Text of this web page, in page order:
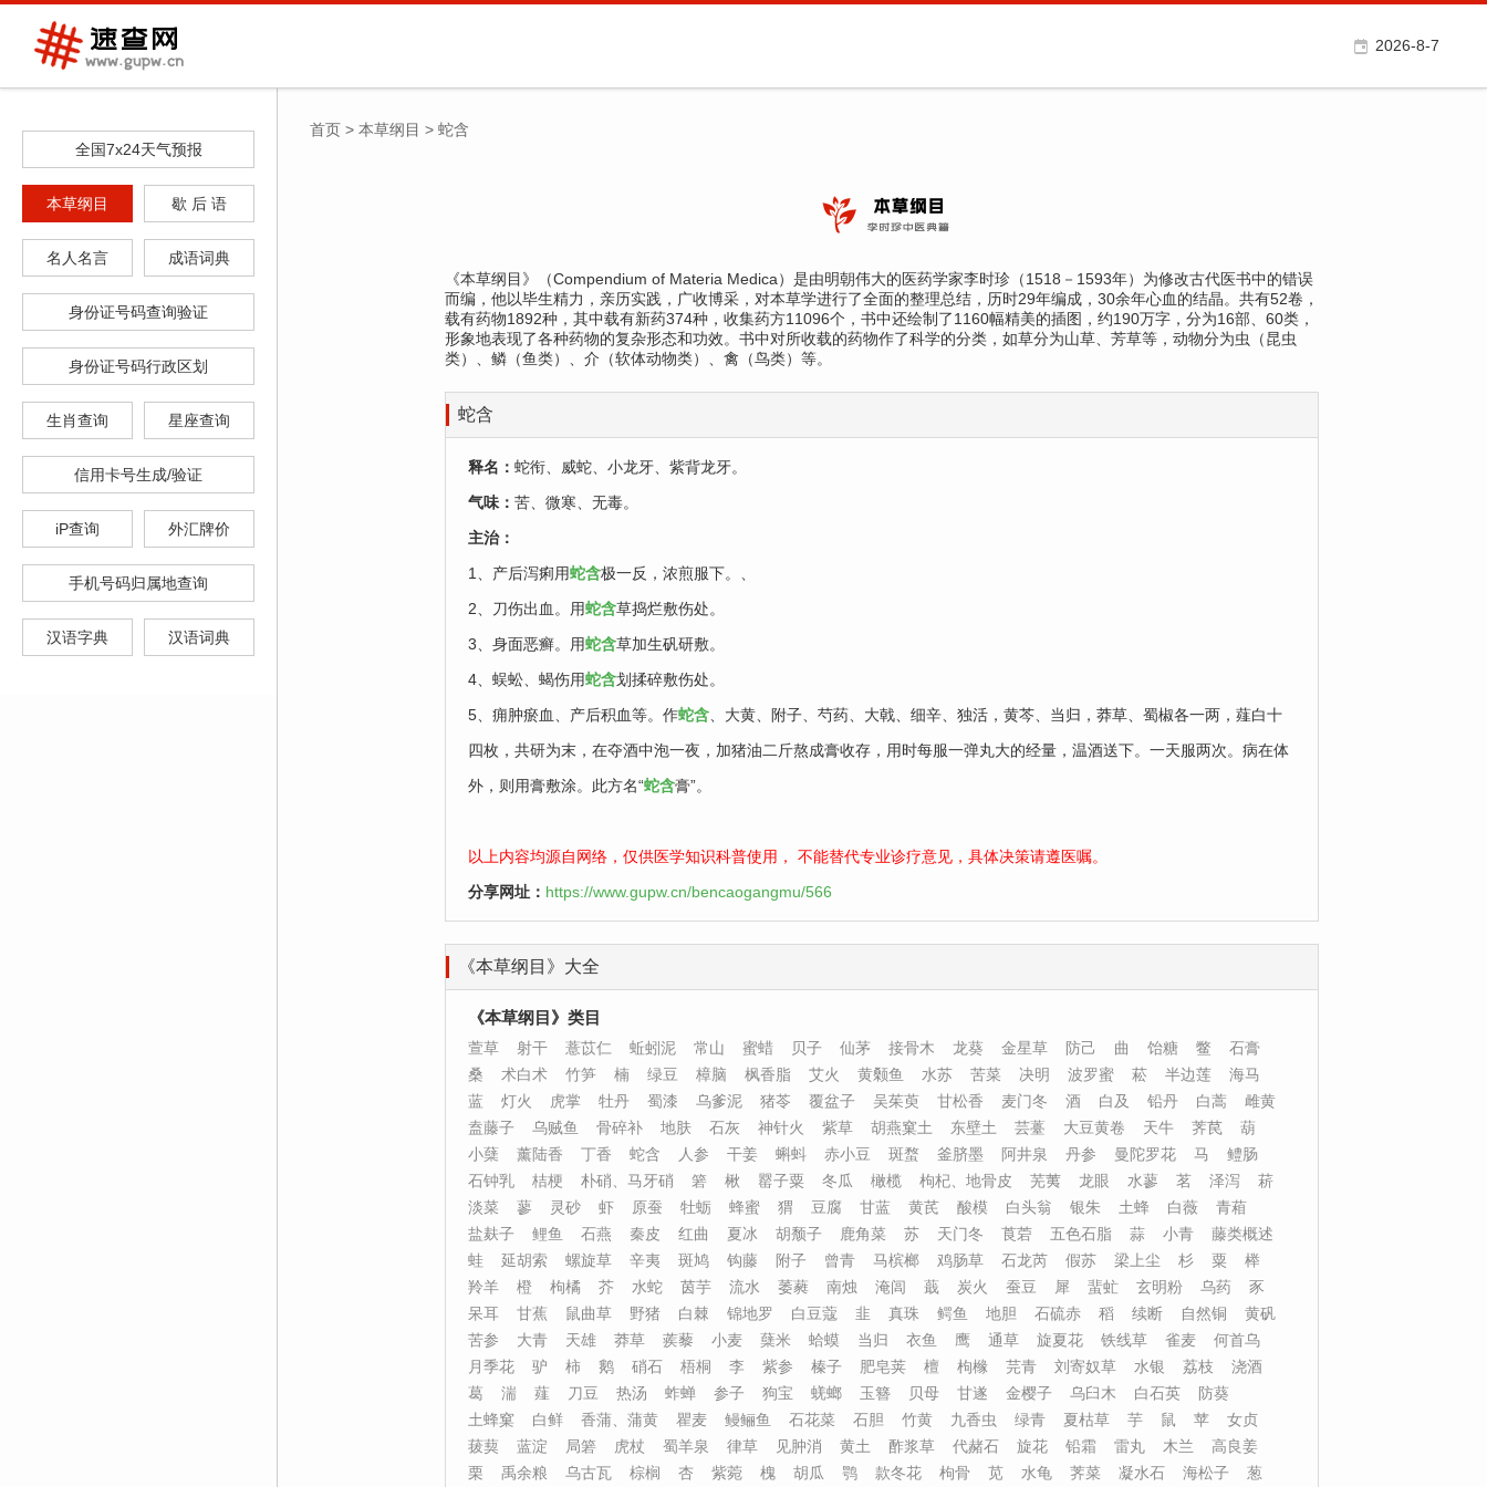
2026-8-7
全国7x24天气预报
本草纲目 歇 后 语
名人名言 成语词典
身份证号码查询验证
身份证号码行政区划
生肖查询 星座查询
信用卡号生成/验证
iP查询 外汇牌价
手机号码归属地查询
汉语字典 汉语词典
首页 > 本草纲目 > 蛇含
《本草纲目》（Compendium of Materia Medica）是由明朝伟大的医药学家李时珍（1518－1593年）为修改古代医书中的错误
而编，他以毕生精力，亲历实践，广收博采，对本草学进行了全面的整理总结，历时29年编成，30余年心血的结晶。共有52卷，
载有药物1892种，其中载有新药374种，收集药方11096个，书中还绘制了1160幅精美的插图，约190万字，分为16部、60类，
形象地表现了各种药物的复杂形态和功效。书中对所收载的药物作了科学的分类，如草分为山草、芳草等，动物分为虫（昆虫
类）、鳞（鱼类）、介（软体动物类）、禽（鸟类）等。
蛇含
释名： 蛇衔、威蛇、小龙牙、紫背龙牙。
气味： 苦、微寒、无毒。
主治：
1、产后泻痢用蛇含极一反，浓煎服下。、
2、刀伤出血。用蛇含草捣烂敷伤处。
3、身面恶癣。用蛇含草加生矾研敷。
4、蜈蚣、蝎伤用蛇含划揉碎敷伤处。
5、痈肿瘀血、产后积血等。作蛇含 、大黄、附子、芍药、大戟、细辛、独活，黄芩、当归，莽草、蜀椒各一两，薤白十
四枚，共研为末，在夺酒中泡一夜，加猪油二斤熬成膏收存，用时每服一弹丸大的经量，温酒送下。一天服两次。病在体
外，则用膏敷涂。此方名“蛇含膏”。
以上内容均源自网络，仅供医学知识科普使用， 不能替代专业诊疗意见，具体决策请遵医嘱。
分享网址： https://www.gupw.cn/bencaogangmu/566
《本草纲目》大全
《本草纲目》类目
萱草 射干 薏苡仁 蚯蚓泥 常山 蜜蜡 贝子 仙茅 接骨木 龙葵 金星草 防己 曲 饴糖 鳖
石膏
桑
术白术 竹笋 楠 绿豆 樟脑 枫香脂 艾火 黄颡鱼 水苏 苦菜 决明 波罗蜜 菘 半边莲
海马
蓝
灯火 虎掌 牡丹 蜀漆 乌爹泥 猪苓 覆盆子 吴茱萸 甘松香 麦门冬 酒 白及 铅丹 白蒿
雌黄
盍藤子
乌贼鱼 骨碎补 地肤 石灰 神针火 紫草 胡燕窠土 东壁土 芸薹 大豆黄卷 天牛 荠苠
葫
小蘖
薰陆香 丁香 蛇含 人参 干姜 蝌蚪 赤小豆 斑蝥 釜脐墨 阿井泉 丹参 曼陀罗花 马
鳢肠
石钟乳
桔梗 朴硝、马牙硝 箬 楸 罂子粟 冬瓜 橄榄 枸杞、地骨皮 芜荑 龙眼 水蓼 茗 泽泻
菥
淡菜
蓼 灵砂 虾 原蚕 牡蛎 蜂蜜 猬 豆腐 甘蓝 黄芪 酸模 白头翁 银朱 土蜂 白薇
青葙
盐麸子
鲤鱼 石燕 秦皮 红曲 夏冰 胡颓子 鹿角菜 苏 天门冬 莨菪 五色石脂 蒜 小青
藤类概述
蛙
延胡索 螺旋草 辛夷 斑鸠 钩藤 附子 曾青 马槟榔 鸡肠草 石龙芮 假苏 梁上尘 杉 粟
榉
羚羊
橙 枸橘 芥 水蛇 茵芋 流水 萎蕤 南烛 淹闾 蕺 炭火 蚕豆 犀 蜚虻 玄明粉 乌药
豕
呆耳
甘蕉 鼠曲草 野猪 白棘 锦地罗 白豆蔻 韭 真珠 鳄鱼 地胆 石硫赤 稻 续断 自然铜
黄矾
苦参
大青 天雄 莽草 蒺藜 小麦 蘖米 蛤蟆 当归 衣鱼 鹰 通草 旋夏花 铁线草 雀麦
何首乌
月季花
驴 柿 鹅 硝石 梧桐 李 紫参 榛子 肥皂荚 檀 枸橼 芫青 刘寄奴草 水银 荔枝
浇酒
葛
湍 薤 刀豆 热汤 蚱蝉 参子 狗宝 蜣螂 玉簪 贝母 甘遂 金樱子 乌臼木 白石英
防葵
土蜂窠
白鲜 香蒲、蒲黄 瞿麦 鳗鲡鱼 石花菜 石胆 竹黄 九香虫 绿青 夏枯草 芋 鼠 苹
女贞
菝葜
蓝淀 局箬 虎杖 蜀羊泉 律草 见肿消 黄土 酢浆草 代赭石 旋花 铅霜 雷丸 木兰
高良姜
栗
禹余粮 乌古瓦 棕榈 杏 紫菀 槐 胡瓜 鹗 款冬花 枸骨 苋 水龟 荠菜 凝水石 海松子 葱